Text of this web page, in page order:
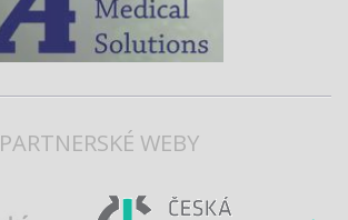
PARTNERSKÉ WEBY